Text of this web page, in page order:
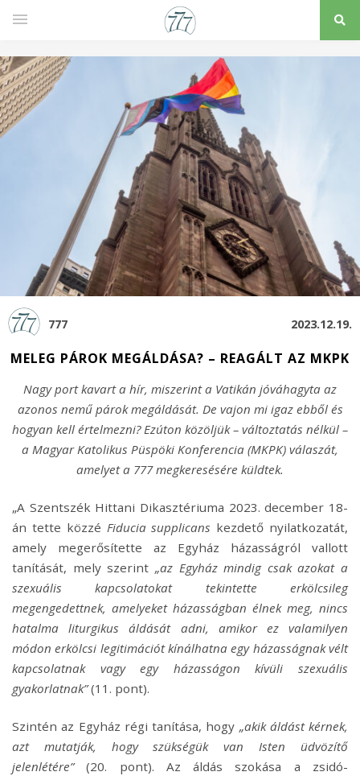
777 2023.12.19.
MELEG PÁROK MEGÁLDÁSA? – REAGÁLT AZ MKPK
Nagy port kavart a hír, miszerint a Vatikán jóváhagyta az
azonos nemű párok megáldását. De vajon mi igaz ebből és
hogyan kell értelmezni? Ezúton közöljük – változtatás nélkül –
a Magyar Katolikus Püspöki Konferencia (MKPK) válaszát,
amelyet a 777 megkeresésére küldtek.
„A Szentszék Hittani Dikasztériuma 2023. december 18-
án tette közzé Fiducia supplicans kezdető nyilatkozatát,
amely megerősítette az Egyház házasságról vallott
tanítását, mely szerint „az Egyház mindig csak azokat a
szexuális kapcsolatokat tekintette erkölcsileg
megengedettnek, amelyeket házasságban élnek meg, nincs
hatalma liturgikus áldását adni, amikor ez valamilyen
módon erkölcsi legitimációt kínálhatna egy házasságnak vélt
kapcsolatnak vagy egy házasságon kívüli szexuális
gyakorlatnak”(11. pont).
Szintén az Egyház régi tanítása, hogy „akik áldást kérnek,
azt mutatják, hogy szükségük van Isten üdvözítő
jelenlétére”(20. pont). Az áldás szokása a zsidó-